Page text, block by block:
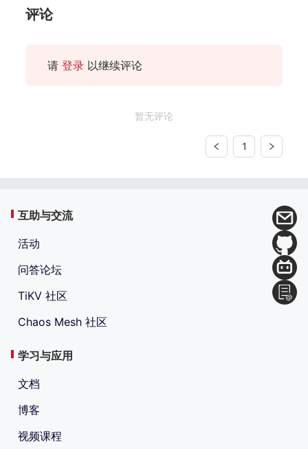
评论
请 登录 以继续评论
暂无评论
1
互助与交流
活动
问答论坛
TiKV 社区
Chaos Mesh 社区
学习与应用
文档
博客
视频课程